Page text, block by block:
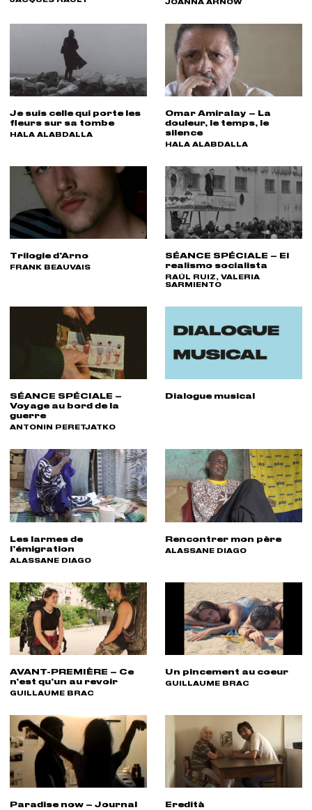
RÉALISATEUR(S) :
JOANNA ARNOW
Je suis celle qui porte les
fleurs sur sa tombe
RÉALISATEUR(S) :
HALA ALABDALLA
Omar Amiralay – La
douleur, le temps, le
silence
RÉALISATEUR(S) :
HALA ALABDALLA
Trilogie d’Arno
RÉALISATEUR(S) :
FRANK BEAUVAIS
SÉANCE SPÉCIALE – El
realismo socialista
RÉALISATEUR(S) :
RAÚL RUIZ, VALERIA
SARMIENTO
SÉANCE SPÉCIALE –
Voyage au bord de la
guerre
RÉALISATEUR(S) :
ANTONIN PERETJATKO
Dialogue musical
Les larmes de
l’émigration
RÉALISATEUR(S) :
ALASSANE DIAGO
Rencontrer mon père
RÉALISATEUR(S) :
ALASSANE DIAGO
AVANT-PREMIÈRE – Ce
n’est qu’un au revoir
RÉALISATEUR(S) :
GUILLAUME BRAC
Un pincement au coeur
RÉALISATEUR(S) :
GUILLAUME BRAC
Paradise now – Journal
Eredità